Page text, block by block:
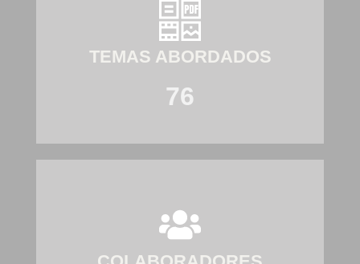
TEMAS ABORDADOS
76